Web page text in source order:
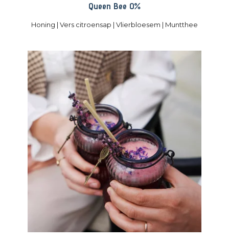
Queen Bee 0%
Honing | Vers citroensap | Vlierbloesem | Muntthee